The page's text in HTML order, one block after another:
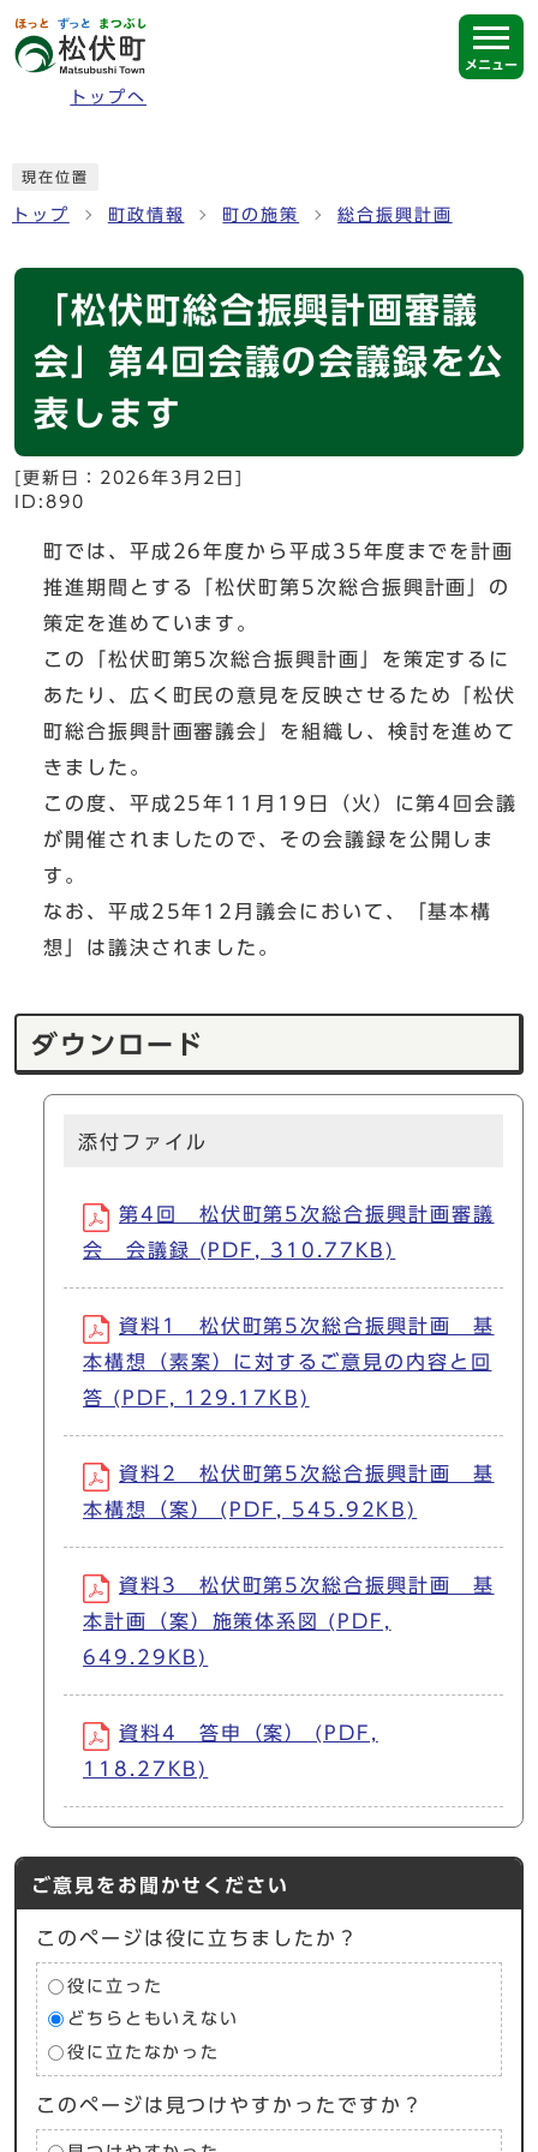
ページの先頭です
トップへ
メニュー
現在位置
トップ 町政情報 町の施策 総合振興計画
「松伏町総合振興計画審議
会」第4回会議の会議録を公
表します
[更新日： 2026年3月2日
ID:890
町では、平成26年度から平成35年度までを計画
推進期間とする「松伏町第5次総合振興計画」の
策定を進めています。
この「松伏町第5次総合振興計画」を策定するに
あたり、広く町民の意見を反映させるため「松伏
町総合振興計画審議会」を組織し、検討を進めて
きました。
この度、平成25年11月19日（火）に第4回会議
が開催されましたので、その会議録を公開しま
す。
なお、平成25年12月議会において、「基本構
想」は議決されました。
ダウンロード
添付ファイル
第4回 松伏町第5次総合振興計画審議
会 会議録 (PDF, 310.77KB)
資料1 松伏町第5次総合振興計画 基
本構想（素案）に対するご意見の内容と回
答 (PDF, 129.17KB)
資料2 松伏町第5次総合振興計画 基
本構想（案） (PDF, 545.92KB)
資料3 松伏町第5次総合振興計画 基
本計画（案）施策体系図 (PDF,
649.29KB)
資料4 答申（案） (PDF,
118.27KB)
ご意見をお聞かせください
このページは役に立ちましたか？
役に立った
どちらともいえない
役に立たなかった
このページは見つけやすかったですか？